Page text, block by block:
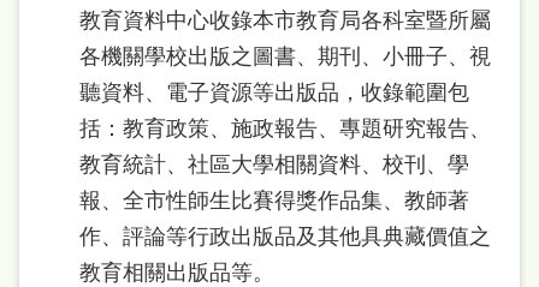
教育資料中心收錄本市教育局各科室暨所屬
各機關學校出版之圖書、期刊、小冊子、視
聽資料、電子資源等出版品，收錄範圍包
括：教育政策、施政報告、專題研究報告、
教育統計、社區大學相關資料、校刊、學
報、全市性師生比賽得獎作品集、教師著
作、評論等行政出版品及其他具典藏價值之
教育相關出版品等。